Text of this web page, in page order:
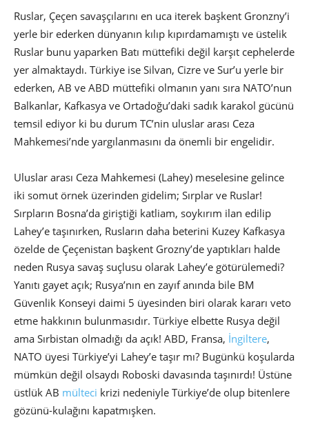
Ruslar, Çeçen savaşçılarını en uca iterek başkent Gronzny’i
yerle bir ederken dünyanın kılıp kıpırdamamıştı ve üstelik
Ruslar bunu yaparken Batı müttefiki değil karşıt cephelerde
yer almaktaydı. Türkiye ise Silvan, Cizre ve Sur’u yerle bir
ederken, AB ve ABD müttefiki olmanın yanı sıra NATO’nun
Balkanlar, Kafkasya ve Ortadoğu’daki sadık karakol gücünü
temsil ediyor ki bu durum TC’nin uluslar arası Ceza
Mahkemesi’nde yargılanmasını da önemli bir engelidir.
Uluslar arası Ceza Mahkemesi (Lahey) meselesine gelince
iki somut örnek üzerinden gidelim; Sırplar ve Ruslar!
Sırpların Bosna’da giriştiği katliam, soykırım ilan edilip
Lahey’e taşınırken, Rusların daha beterini Kuzey Kafkasya
özelde de Çeçenistan başkent Grozny’de yaptıkları halde
neden Rusya savaş suçlusu olarak Lahey’e götürülemedi?
Yanıtı gayet açık; Rusya’nın en zayıf anında bile BM
Güvenlik Konseyi daimi 5 üyesinden biri olarak kararı veto
etme hakkının bulunmasıdır. Türkiye elbette Rusya değil
ama Sırbistan olmadığı da açık! ABD, Fransa, İngiltere,
NATO üyesi Türkiye’yi Lahey’e taşır mı? Bugünkü koşularda
mümkün değil olsaydı Roboski davasında taşınırdı! Üstüne
üstlük AB mülteci krizi nedeniyle Türkiye’de olup bitenlere
gözünü-kulağını kapatmışken.